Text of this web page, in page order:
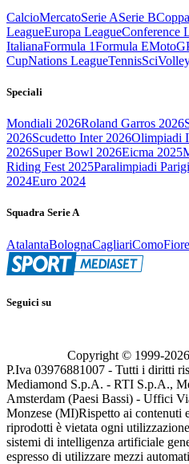
CalcioMercatoSerie ASerie B
LeagueEuropa LeagueConference
ItalianaFormula 1Formula E
CupNations LeagueTennisSci
Speciali
Mondiali 2026Roland Garros 2026
2026Scudetto Inter 2026Olimpiadi
2026Super Bowl 2026Eicma 2025
Riding Fest 2025Paralimpiadi
2024Euro 2024
Squadra Serie A
AtalantaBolognaCagliariComo
Seguici su
Copyright © 1999-2026
P.Iva 03976881007 - Tutti i diritti
Mediamond S.p.A. - RTI S.p.A.,
Amsterdam (Paesi Bassi) - Uffici
Monzese (MI)Rispetto ai contenuti
riprodotti è vietata ogni
sistemi di intelligenza artificiale
espresso di utilizzare mezzi